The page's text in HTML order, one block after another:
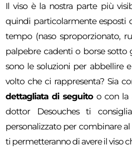
Il viso è la nostra parte più
quindi particolarmente esposti
tempo (naso sproporzionato,
palpebre cadenti o borse sotto
sono le soluzioni per abbellire
volto che ci rappresenta? Sia
dettagliata di seguitoo con la
dottor Desouches ti
personalizzato per combinare
ti permetteranno di avere il viso